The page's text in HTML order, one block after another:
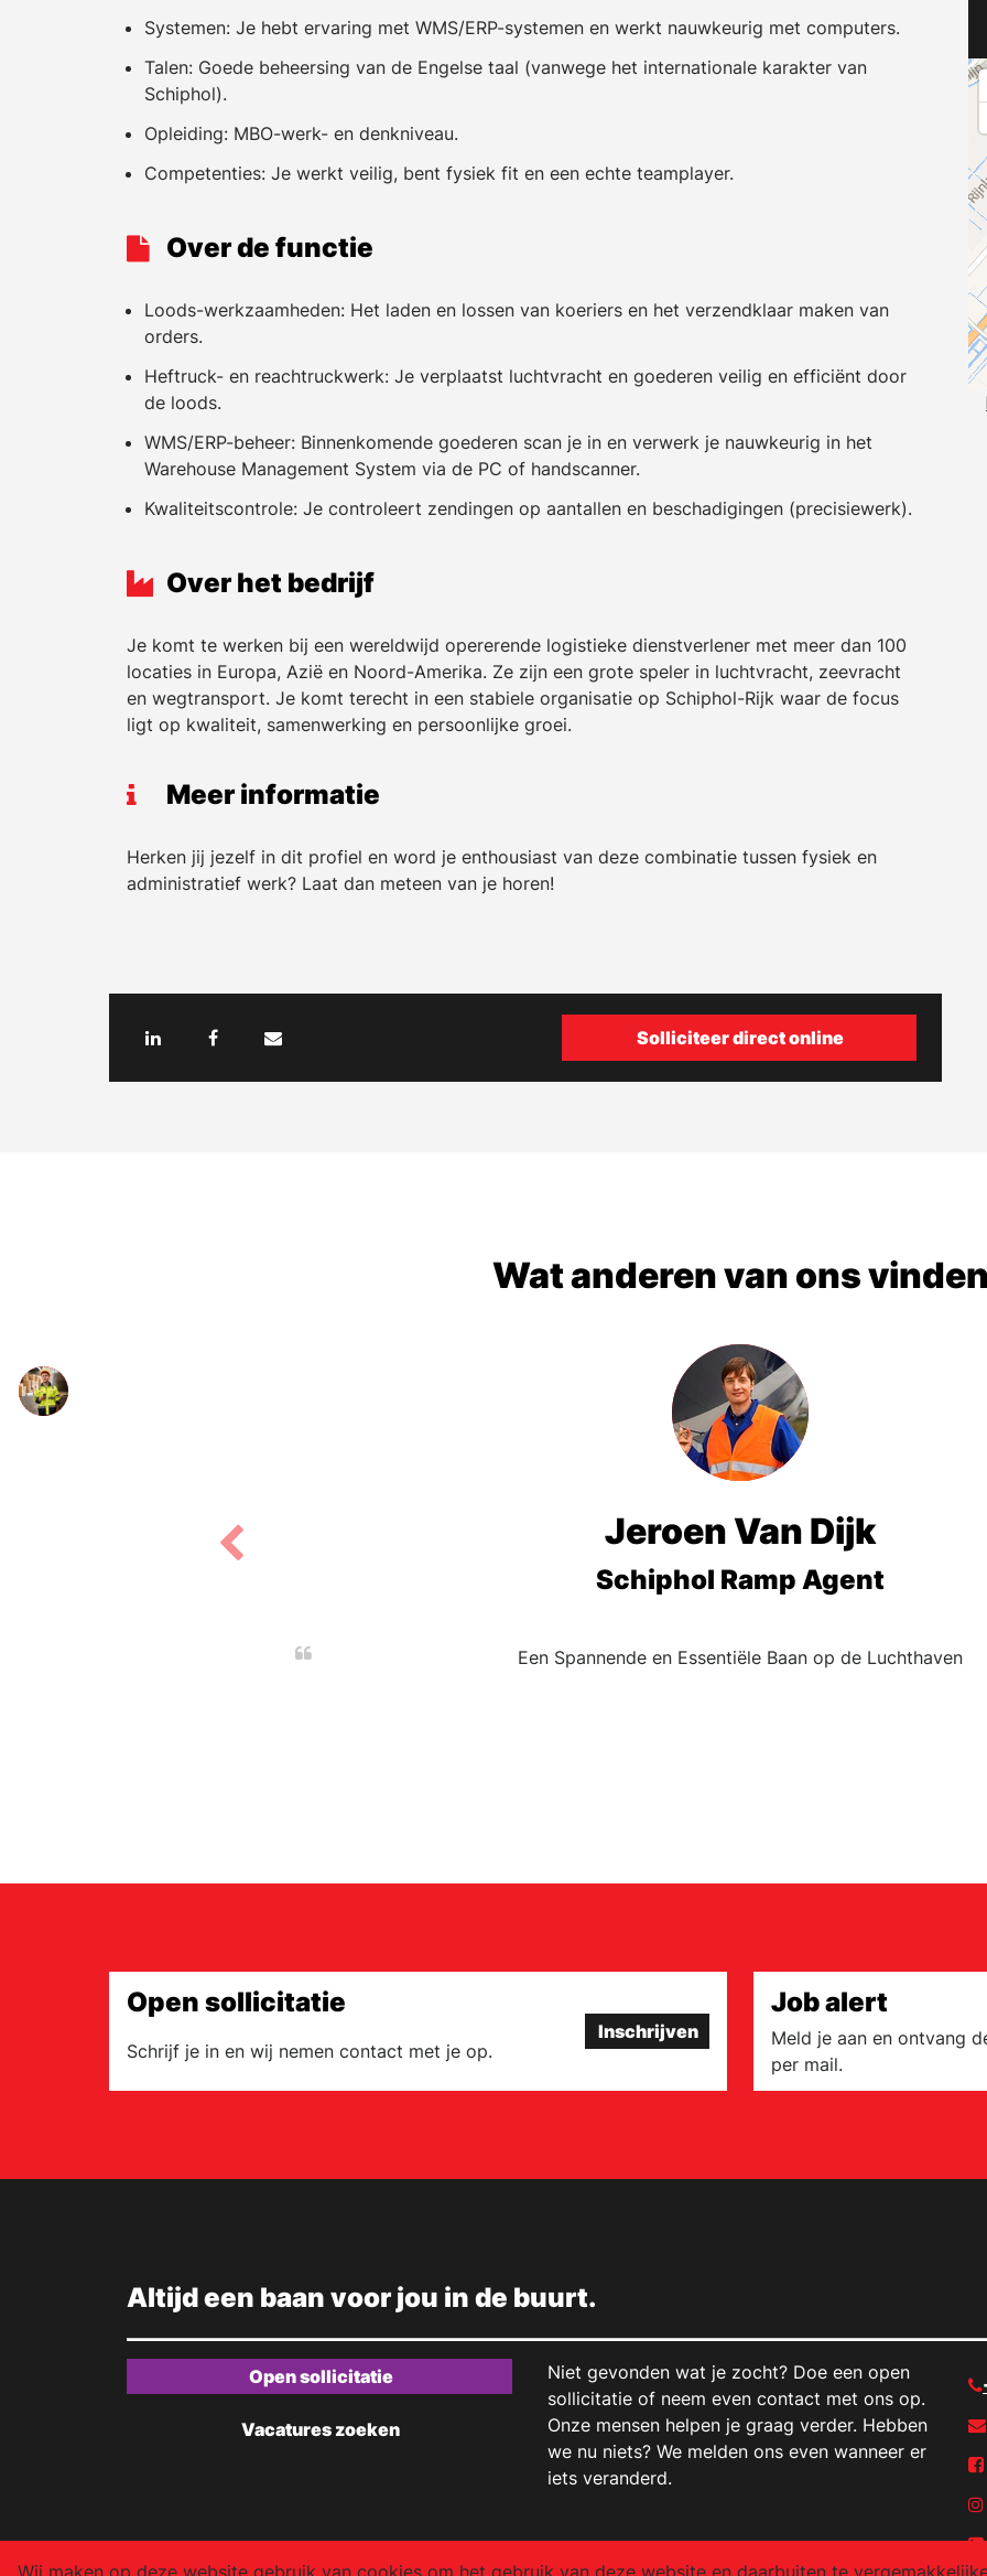
Systemen: Je hebt ervaring met WMS/ERP-systemen en werkt nauwkeurig met computers.
Talen: Goede beheersing van de Engelse taal (vanwege het internationale karakter van
Schiphol).
Opleiding: MBO-werk- en denkniveau.
Competenties: Je werkt veilig, bent fysiek fit en een echte teamplayer.
Over de functie
Loods-werkzaamheden: Het laden en lossen van koeriers en het verzendklaar maken van
orders.
Heftruck- en reachtruckwerk: Je verplaatst luchtvracht en goederen veilig en efficiënt door
de loods.
WMS/ERP-beheer: Binnenkomende goederen scan je in en verwerk je nauwkeurig in het
Warehouse Management System via de PC of handscanner.
Kwaliteitscontrole: Je controleert zendingen op aantallen en beschadigingen (precisiewerk).
Over het bedrijf
Je komt te werken bij een wereldwijd opererende logistieke dienstverlener met meer dan 100
locaties in Europa, Azië en Noord-Amerika. Ze zijn een grote speler in luchtvracht, zeevracht
en wegtransport. Je komt terecht in een stabiele organisatie op Schiphol-Rijk waar de focus
ligt op kwaliteit, samenwerking en persoonlijke groei.
Meer informatie
Herken jij jezelf in dit profiel en word je enthousiast van deze combinatie tussen fysiek en
administratief werk? Laat dan meteen van je horen!
Solliciteer direct online
Wat anderen van ons
Jeroen Van Dijk
Schiphol Ramp Agent
Een Spannende en Essentiële Baan op de Luchthaven
Open sollicitatie
Schrijf je in en wij nemen contact met je op.
Inschrijven
Job alert
Meld je aan en ontvang
per mail.
Altijd een baan voor jou in de buurt.
Open sollicitatie
Vacatures zoeken
Niet gevonden wat je zocht? Doe een open
sollicitatie of neem even contact met ons op.
Onze mensen helpen je graag verder. Hebben
we nu niets? We melden ons even wanneer er
iets veranderd.
Wij maken op deze website gebruik van cookies om het gebruik van deze website en daarbuiten te